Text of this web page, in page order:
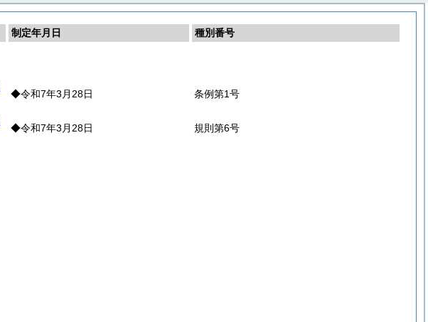
制定年月日
種別番号
◆令和7年3月28日 条例第1号
◆令和7年3月28日 規則第6号